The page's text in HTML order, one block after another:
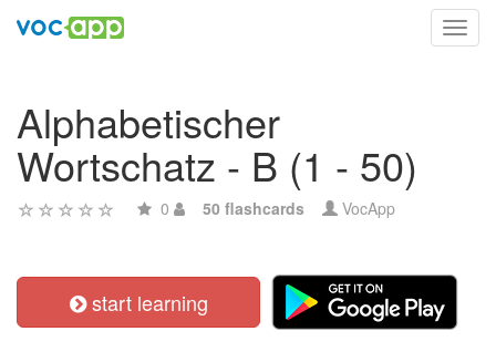
Alphabetischer
Wortschatz - B (1 - 50)
0 50 flashcards VocApp
start learning